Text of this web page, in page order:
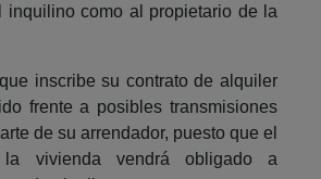
inquilino como al propietario de la
inscribe su contrato de alquiler
frente a posibles transmisiones
de su arrendador, puesto que el
vivienda vendrá obligado a